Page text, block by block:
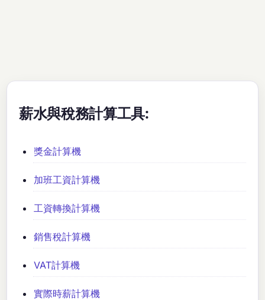
薪水與稅務計算工具:
獎金計算機
加班工資計算機
工資轉換計算機
銷售稅計算機
VAT計算機
實際時薪計算機